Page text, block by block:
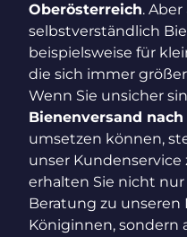
Oberösterreich.
selbstverständlich
beispielsweise für
die sich immer
Wenn Sie unsicher
Bienenversand
umsetzen können,
unser Kundenservice
erhalten Sie nicht
Beratung zu
Königinnen, sondern